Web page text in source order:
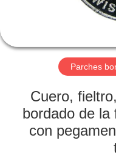
NOSOTROS
VIAJE
FÁBRICA
Parches
Cuero,
bordado de la
con